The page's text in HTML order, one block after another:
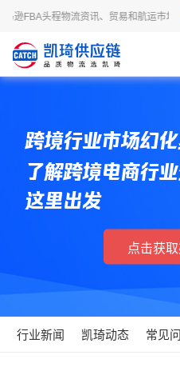
逊FBA头程物流资讯、贸易和航运市
跨境行业市场幻
了解跨境电商行
这里出发
点击获
行业新闻 凯琦动态 常见